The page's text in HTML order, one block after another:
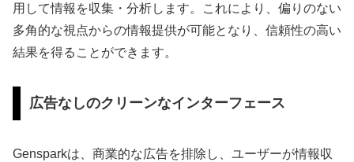
用して情報を収集・分析します。これにより、偏りのない
多角的な視点からの情報提供が可能となり、信頼性の高い
結果を得ることができます。
広告なしのクリーンなインターフェース
Gensparkは、商業的な広告を排除し、ユーザーが情報収